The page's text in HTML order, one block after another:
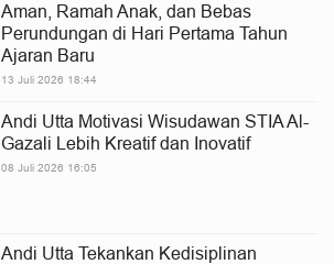
Aman, Ramah Anak, dan Bebas
Perundungan di Hari Pertama Tahun
Ajaran Baru
13 Juli 2026 18:44
Andi Utta Motivasi Wisudawan STIA Al-
Gazali Lebih Kreatif dan Inovatif
08 Juli 2026 16:05
Andi Utta Tekankan Kedisiplinan